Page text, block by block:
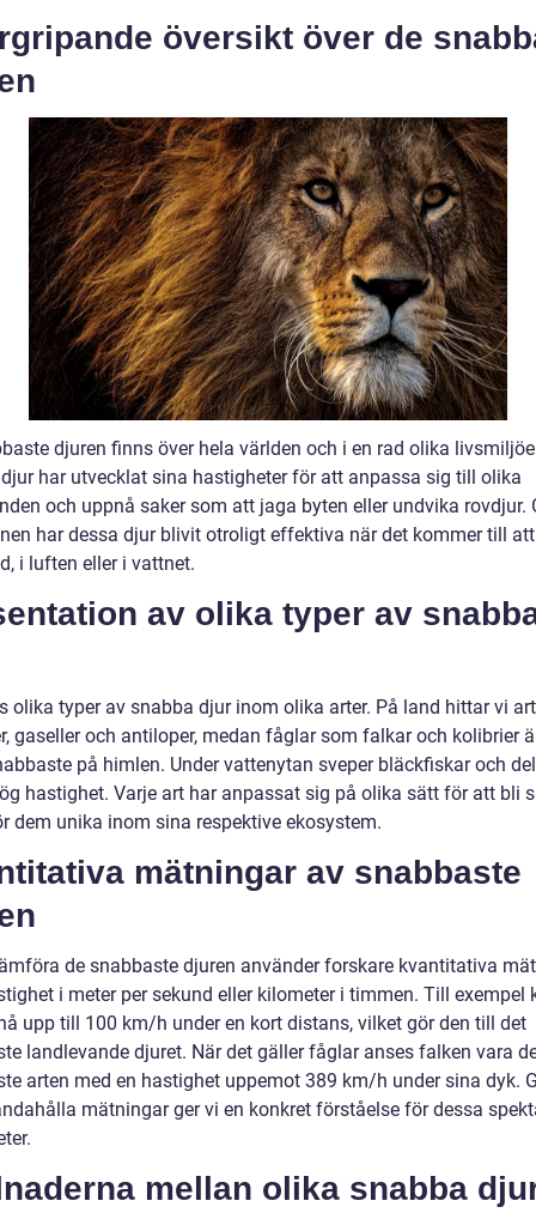
översikt över de
djuren finns över hela världen och i en rad olika
har utvecklat sina hastigheter för att anpassa sig till olika
och uppnå saker som att jaga byten eller undvika rovdjur.
har dessa djur blivit otroligt effektiva när det kommer till
i luften eller i vattnet.
av olika typer av
olika typer av snabba djur inom olika arter. På land hittar vi
gaseller och antiloper, medan fåglar som falkar och kolibrier
på himlen. Under vattenytan sveper bläckfiskar och
hastighet. Varje art har anpassat sig på olika sätt för att bli
dem unika inom sina respektive ekosystem.
mätningar av snabbaste
de snabbaste djuren använder forskare kvantitativa
i meter per sekund eller kilometer i timmen. Till exempel
upp till 100 km/h under en kort distans, vilket gör den till det
landlevande djuret. När det gäller fåglar anses falken vara
arten med en hastighet uppemot 389 km/h under sina dyk.
mätningar ger vi en konkret förståelse för dessa
mellan olika snabba